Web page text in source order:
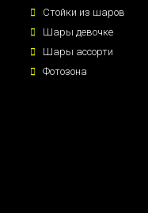
Стойки из шаров
Шары девочке
Шары ассорти
Фотозона